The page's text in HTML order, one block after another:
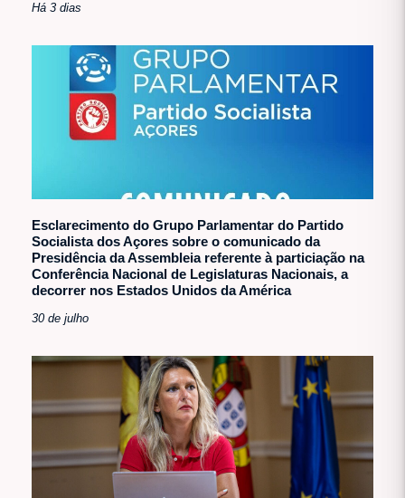
Há 3 dias
Esclarecimento do Grupo Parlamentar do Partido
Socialista dos Açores sobre o comunicado da
Presidência da Assembleia referente à particiação na
Conferência Nacional de Legislaturas Nacionais, a
decorrer nos Estados Unidos da América
30 de julho